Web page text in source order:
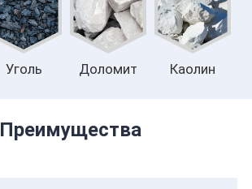
Уголь Доломит Каолин
Преимущества